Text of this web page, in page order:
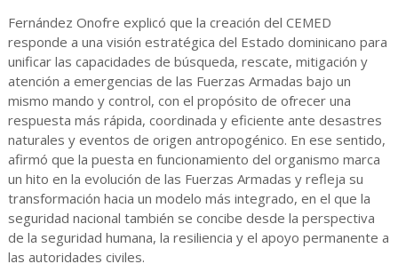
Fernández Onofre explicó que la creación del CEMED
responde a una visión estratégica del Estado dominicano para
unificar las capacidades de búsqueda, rescate, mitigación y
atención a emergencias de las Fuerzas Armadas bajo un
mismo mando y control, con el propósito de ofrecer una
respuesta más rápida, coordinada y eficiente ante desastres
naturales y eventos de origen antropogénico. En ese sentido,
afirmó que la puesta en funcionamiento del organismo marca
un hito en la evolución de las Fuerzas Armadas y refleja su
transformación hacia un modelo más integrado, en el que la
seguridad nacional también se concibe desde la perspectiva
de la seguridad humana, la resiliencia y el apoyo permanente a
las autoridades civiles.